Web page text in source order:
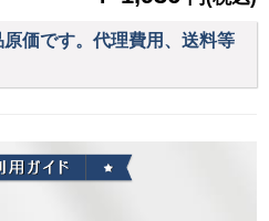
価です。代理費用、送料等